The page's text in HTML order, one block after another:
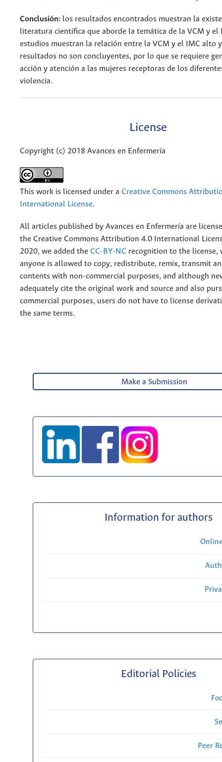
Conclusión: los resultados encontrados muestran la
literatura científica que aborde la temática de la VCM y el
estudios muestran la relación entre la VCM y el IMC alto
resultados no son concluyentes, por lo que se requiere
acción y atención a las mujeres receptoras de los
violencia.
License
Copyright (c) 2018 Avances en Enfermería
This work is licensed under a Creative Commons
International License.
All articles published by Avances en Enfermería are
the Creative Commons Attribution 4.0 International
2020, we added the CC-BY-NC recognition to the license,
anyone is allowed to copy, redistribute, remix, transmit
contents with non-commercial purposes, and although
adequately cite the original work and source and also
commercial purposes, users do not have to license
the same terms.
Make a Submission
Information for authors
Editorial Policies
Peer